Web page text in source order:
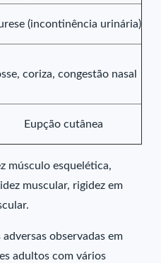
(incontinência urinária)
coriza, congestão nasal
Eupção cutânea
músculo esquelética,
muscular, rigidez em
observadas em
adultos com vários